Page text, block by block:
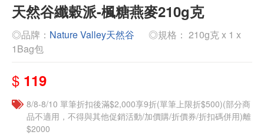
天然谷纖穀派-楓糖燕麥210g克
◎品牌： Nature Valley天然谷
◎規格： 210g克 x 1 x
1Bag包
$ 119
8/8-8/10 單筆折扣後滿$2,000享9折(單筆上限折$500)(部分商
品不適用，不得與其他促銷活動/加價購/折價券/折扣碼併用)離
$2000